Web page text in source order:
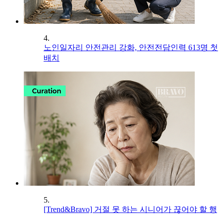
4.
노인일자리 안전관리 강화, 안전전담인력 613명 첫
배치
5.
[Trend&Bravo] 거절 못 하는 시니어가 끊어야 할 행